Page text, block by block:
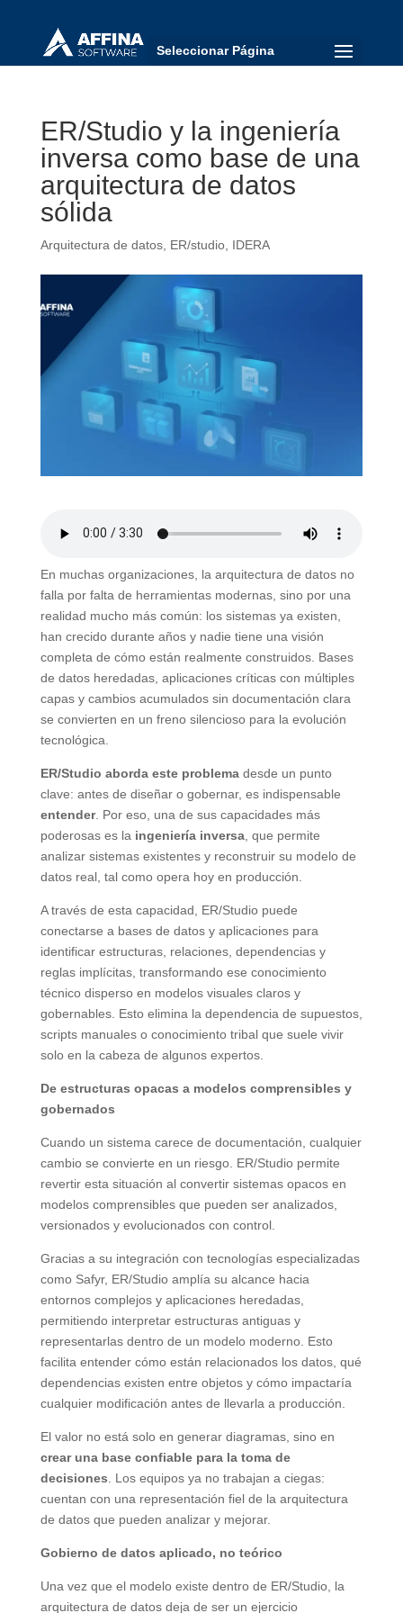
Seleccionar Página
ER/Studio y la ingeniería
inversa como base de una
arquitectura de datos
sólida
Arquitectura de datos, ER/studio, IDERA
En muchas organizaciones, la arquitectura de datos no
falla por falta de herramientas modernas, sino por una
realidad mucho más común: los sistemas ya existen,
han crecido durante años y nadie tiene una visión
completa de cómo están realmente construidos. Bases
de datos heredadas, aplicaciones críticas con múltiples
capas y cambios acumulados sin documentación clara
se convierten en un freno silencioso para la evolución
tecnológica.
ER/Studio aborda este problemadesde un punto
clave: antes de diseñar o gobernar, es indispensable
entender. Por eso, una de sus capacidades más
poderosas es la ingeniería inversa, que permite
analizar sistemas existentes y reconstruir su modelo de
datos real, tal como opera hoy en producción.
A través de esta capacidad, ER/Studio puede
conectarse a bases de datos y aplicaciones para
identificar estructuras, relaciones, dependencias y
reglas implícitas, transformando ese conocimiento
técnico disperso en modelos visuales claros y
gobernables. Esto elimina la dependencia de supuestos,
scripts manuales o conocimiento tribal que suele vivir
solo en la cabeza de algunos expertos.
De estructuras opacas a modelos comprensibles y
gobernados
Cuando un sistema carece de documentación, cualquier
cambio se convierte en un riesgo. ER/Studio permite
revertir esta situación al convertir sistemas opacos en
modelos comprensibles que pueden ser analizados,
versionados y evolucionados con control.
Gracias a su integración con tecnologías especializadas
como Safyr, ER/Studio amplía su alcance hacia
entornos complejos y aplicaciones heredadas,
permitiendo interpretar estructuras antiguas y
representarlas dentro de un modelo moderno. Esto
facilita entender cómo están relacionados los datos, qué
dependencias existen entre objetos y cómo impactaría
cualquier modificación antes de llevarla a producción.
El valor no está solo en generar diagramas, sino en
crear una base confiable para la toma de
decisiones . Los equipos ya no trabajan a ciegas:
cuentan con una representación fiel de la arquitectura
de datos que pueden analizar y mejorar.
Gobierno de datos aplicado, no teórico
Una vez que el modelo existe dentro de ER/Studio, la
arquitectura de datos deja de ser un ejercicio